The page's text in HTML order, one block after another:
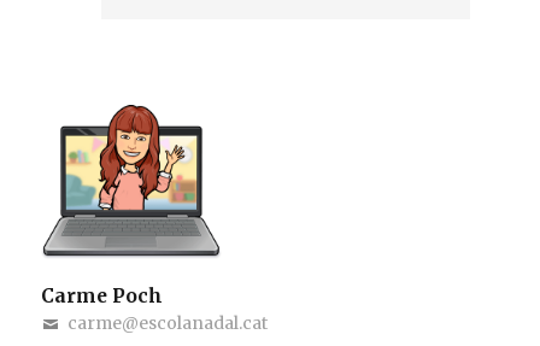
Carme Poch
carme@escolanadal.cat